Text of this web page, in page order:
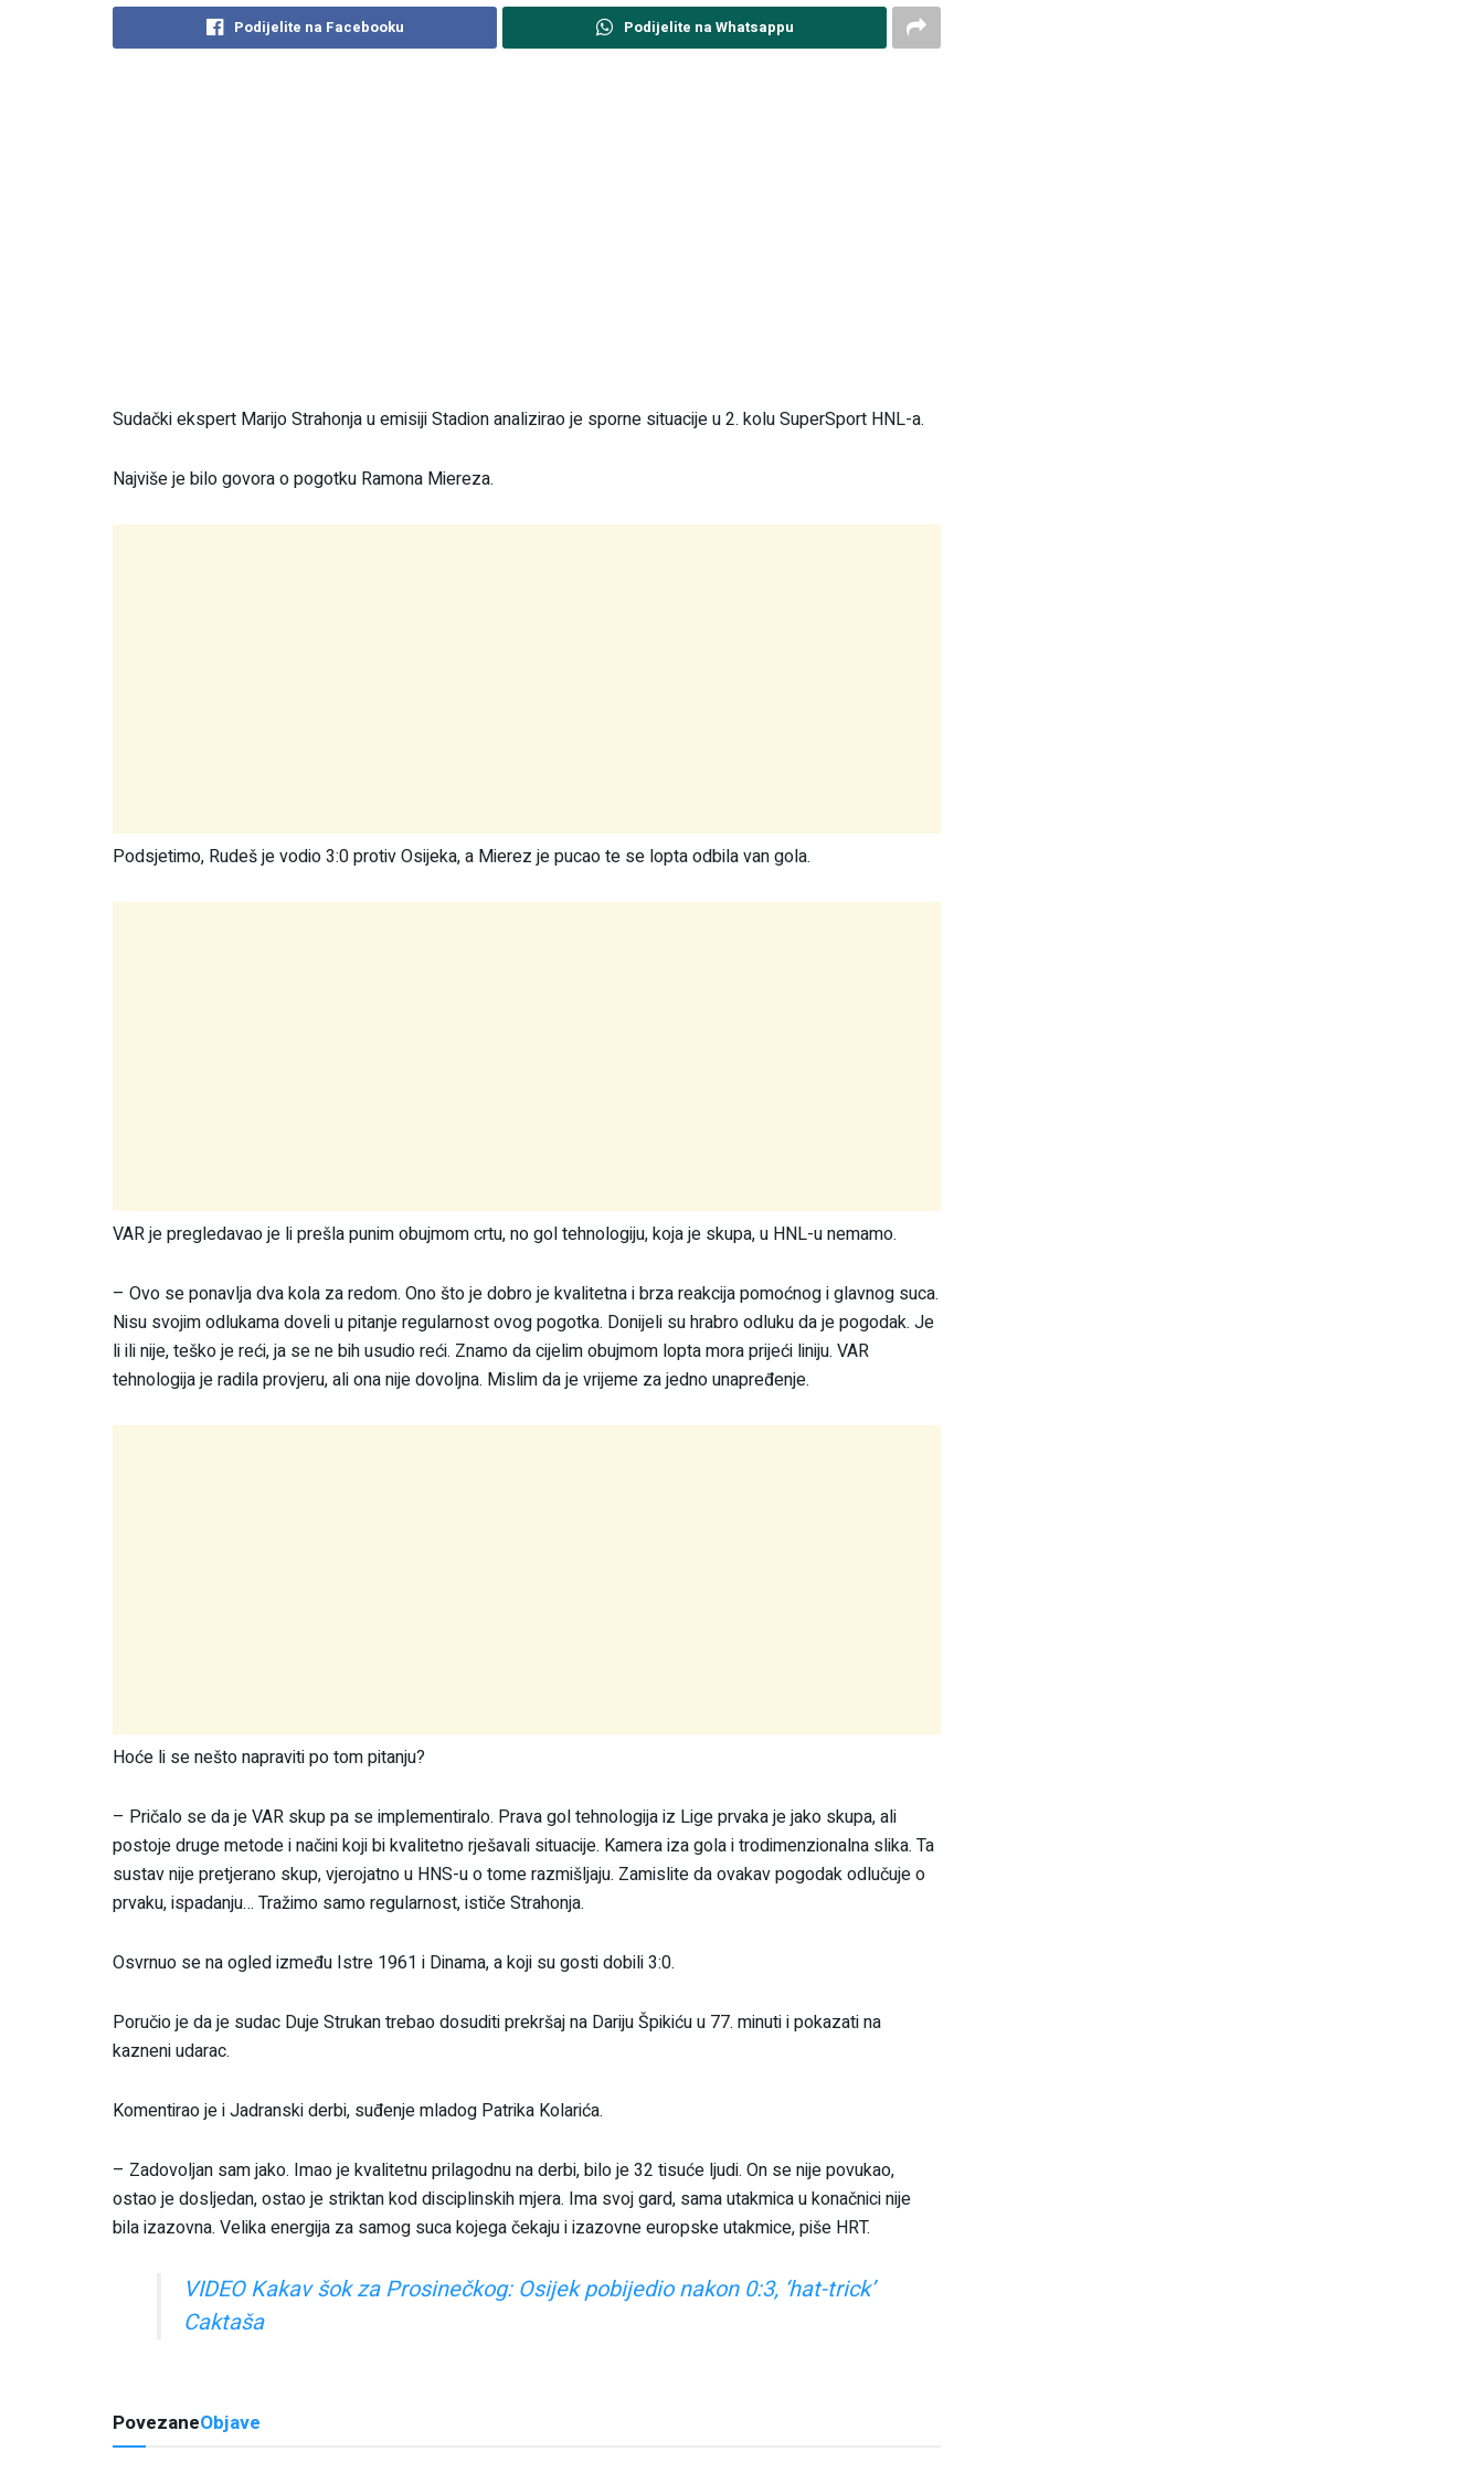
Podijelite na Facebooku Podijelite na Whatsappu
Sudački ekspert Marijo Strahonja u emisiji Stadion analizirao je sporne situacije u 2. kolu SuperSport HNL-a.
Najviše je bilo govora o pogotku Ramona Miereza.
Podsjetimo, Rudeš je vodio 3:0 protiv Osijeka, a Mierez je pucao te se lopta odbila van gola.
VAR je pregledavao je li prešla punim obujmom crtu, no gol tehnologiju, koja je skupa, u HNL-u nemamo.
– Ovo se ponavlja dva kola za redom. Ono što je dobro je kvalitetna i brza reakcija pomoćnog i glavnog suca.
Nisu svojim odlukama doveli u pitanje regularnost ovog pogotka. Donijeli su hrabro odluku da je pogodak. Je
li ili nije, teško je reći, ja se ne bih usudio reći. Znamo da cijelim obujmom lopta mora prijeći liniju. VAR
tehnologija je radila provjeru, ali ona nije dovoljna. Mislim da je vrijeme za jedno unapređenje.
Hoće li se nešto napraviti po tom pitanju?
– Pričalo se da je VAR skup pa se implementiralo. Prava gol tehnologija iz Lige prvaka je jako skupa, ali
postoje druge metode i načini koji bi kvalitetno rješavali situacije. Kamera iza gola i trodimenzionalna slika. Ta
sustav nije pretjerano skup, vjerojatno u HNS-u o tome razmišljaju. Zamislite da ovakav pogodak odlučuje o
prvaku, ispadanju… Tražimo samo regularnost, ističe Strahonja.
Osvrnuo se na ogled između Istre 1961 i Dinama, a koji su gosti dobili 3:0.
Poručio je da je sudac Duje Strukan trebao dosuditi prekršaj na Dariju Špikiću u 77. minuti i pokazati na
kazneni udarac.
Komentirao je i Jadranski derbi, suđenje mladog Patrika Kolarića.
– Zadovoljan sam jako. Imao je kvalitetnu prilagodnu na derbi, bilo je 32 tisuće ljudi. On se nije povukao,
ostao je dosljedan, ostao je striktan kod disciplinskih mjera. Ima svoj gard, sama utakmica u konačnici nije
bila izazovna. Velika energija za samog suca kojega čekaju i izazovne europske utakmice, piše HRT.
VIDEO Kakav šok za Prosinečkog: Osijek pobijedio nakon 0:3, ‘hat-trick’
Caktaša
PovezaneObjave